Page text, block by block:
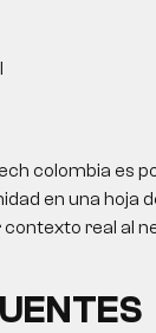
colombia es
en una hoja
real al